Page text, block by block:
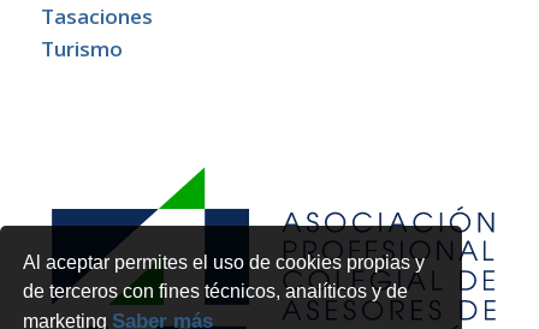
Al aceptar permites el uso de cookies propias y
de terceros con fines técnicos, analíticos y de
marketingSaber más
Tasaciones
Turismo